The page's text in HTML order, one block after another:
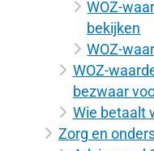
WOZ-
bekijken
WOZ-
WOZ-
bezwaar
Wie betaalt
Zorg en